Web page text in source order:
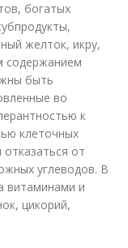
богатых
желток, икру,
содержанием
быть
во
к
клеточных
от
углеводов. В
витаминами и
цикорий,